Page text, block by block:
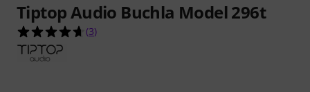
Tiptop Audio Buchla Model 296t
4.7 van de 5 sterren van 3 klantbeoordelingen
(3)